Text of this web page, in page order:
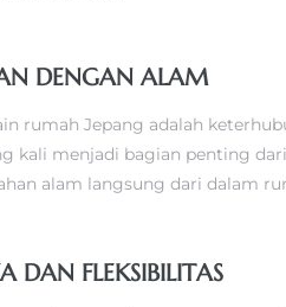
DENGAN ALAM
rumah Jepang adalah
kali menjadi bagian penting
alam langsung dari dalam
DAN FLEKSIBILITAS